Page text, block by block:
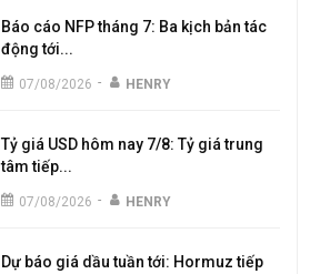
Báo cáo NFP tháng 7: Ba kịch bản tác
động tới...
07/08/2026 - HENRY
Tỷ giá USD hôm nay 7/8: Tỷ giá trung
tâm tiếp...
07/08/2026 - HENRY
Dự báo giá dầu tuần tới: Hormuz tiếp